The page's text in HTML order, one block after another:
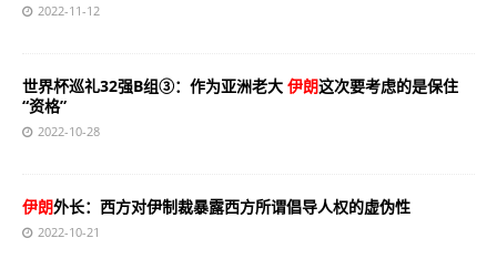
2022-11-12
世界杯巡礼32强B组③：作为亚洲老大 伊朗这次要考虑的是保住
“资格”
2022-10-28
伊朗外长：西方对伊制裁暴露西方所谓倡导人权的虚伪性
2022-10-21